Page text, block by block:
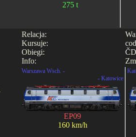
275 t
Relacja:
Kursuje:
Obiegi:
Info:
Warszawa Wsch. -
- Katowice
EP09
160 km/h